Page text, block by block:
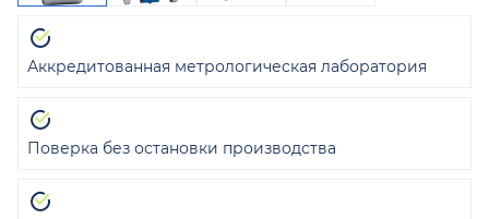
Аккредитованная метрологическая лаборатория
Поверка без остановки производства